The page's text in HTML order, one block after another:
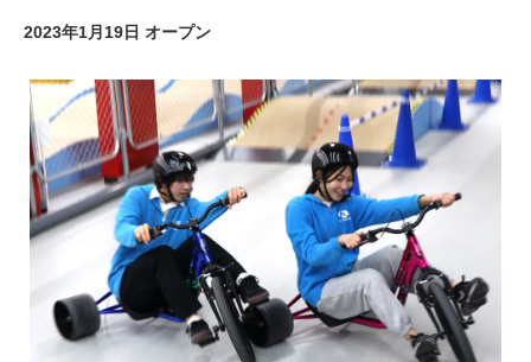
2023年1月19日 オープン